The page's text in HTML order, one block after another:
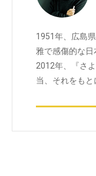
1951年、広島
雅で感傷的な
2012年、『さ
当、それをもと